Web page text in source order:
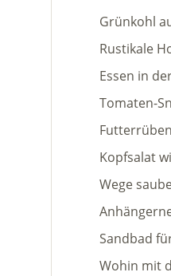
Grünkohl
Rustikale
Essen in
Tomaten-
Kopfsalat
Wege
Sandbad
Wohin mit